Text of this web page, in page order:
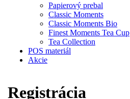
Papierový prebal
Classic Moments
Classic Moments Bio
Finest Moments Tea Cup
Tea Collection
POS materiál
Akcie
Registrácia